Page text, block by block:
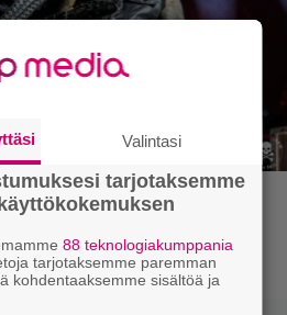
kuvina, osa 1 –
Label Society ja
esiintyjiä
Valintasi
tarjotaksemme
88 teknologiakumppania
tarjotaksemme paremman
kohdentaaksemme sisältöä ja